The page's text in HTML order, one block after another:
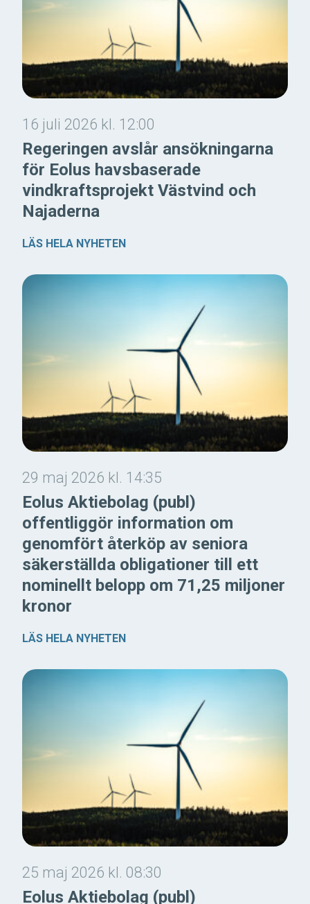
16 juli 2026 kl. 12:00
Regeringen avslår ansökningarna
för Eolus havsbaserade
vindkraftsprojekt Västvind och
Najaderna
LÄS HELA NYHETEN
29 maj 2026 kl. 14:35
Eolus Aktiebolag (publ)
offentliggör information om
genomfört återköp av seniora
säkerställda obligationer till ett
nominellt belopp om 71,25 miljoner
kronor
LÄS HELA NYHETEN
25 maj 2026 kl. 08:30
Eolus Aktiebolag (publ)